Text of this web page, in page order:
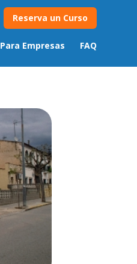
Para Empresas FAQ
Reserva un Curso